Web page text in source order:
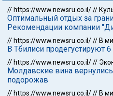
// https://www.newsru.co.il///
Оптимальный отдых за
Рекомендации компании
// https://www.newsru.co.il/// В
В Тбилиси продегустируют
// https://www.newsru.co.il///
Молдавские вина
подорожав
// https://www.newsru.co.il/// В